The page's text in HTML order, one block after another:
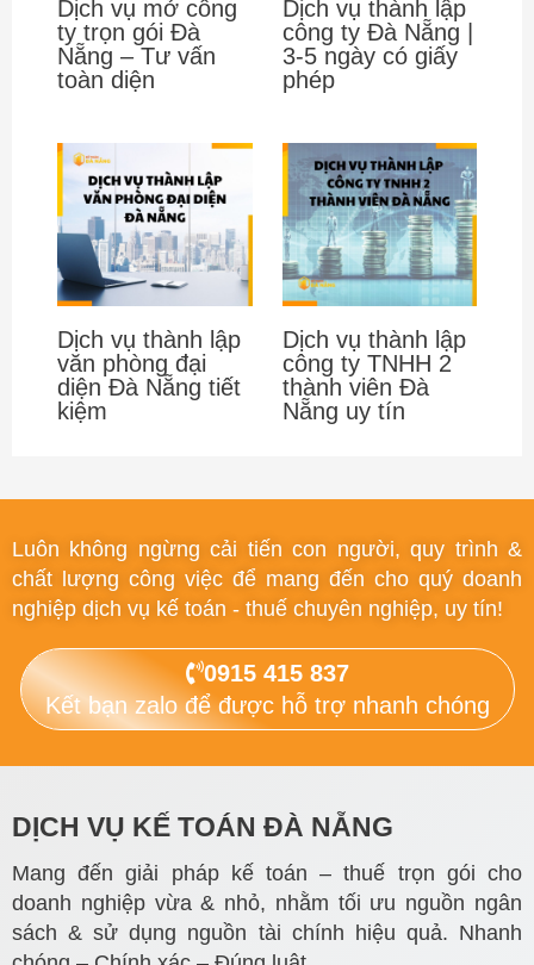
Dịch vụ mở công
ty trọn gói Đà
Nẵng – Tư vấn
toàn diện
Dịch vụ thành lập
công ty Đà Nẵng |
3-5 ngày có giấy
phép
Dịch vụ thành lập
văn phòng đại
diện Đà Nẵng tiết
kiệm
Dịch vụ thành lập
công ty TNHH 2
thành viên Đà
Nẵng uy tín
Luôn không ngừng cải tiến con người, quy trình &
chất lượng công việc để mang đến cho quý doanh
nghiệp dịch vụ kế toán - thuế chuyên nghiệp, uy tín!
0915 415 837
Kết bạn zalo để được hỗ trợ nhanh chóng
DỊCH VỤ KẾ TOÁN ĐÀ NẴNG
Mang đến giải pháp kế toán – thuế trọn gói cho
doanh nghiệp vừa & nhỏ, nhằm tối ưu nguồn ngân
sách & sử dụng nguồn tài chính hiệu quả. Nhanh